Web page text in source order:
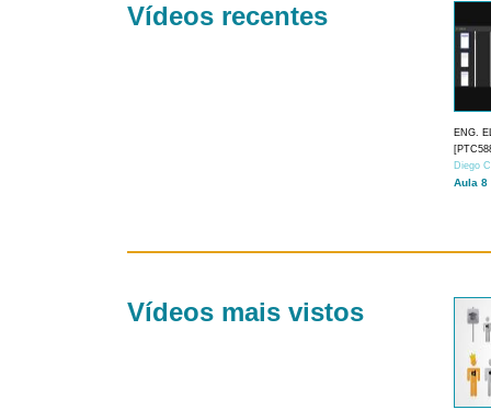
Vídeos recentes
ENG.
Diego
Aula 8
Vídeos mais vistos